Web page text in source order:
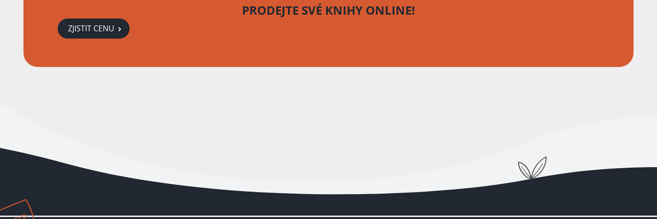
PRODEJTE SVÉ KNIHY ONLINE!
ZJISTIT CENU